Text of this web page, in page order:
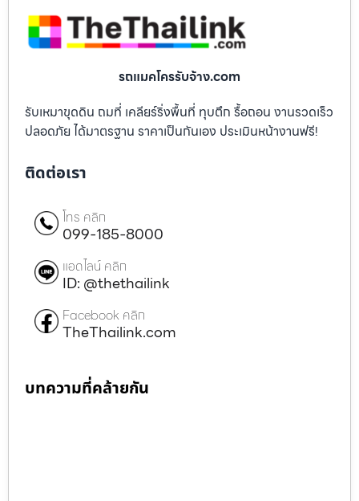
รถแมคโครรับจ้าง.com
รับเหมาขุดดิน ถมที่ เคลียร์ริ่งพื้นที่ ทุบตึก รื้อถอน งานรวดเร็ว
ปลอดภัย ได้มาตรฐาน ราคาเป็นกันเอง ประเมินหน้างานฟรี!
ติดต่อเรา
โทร คลิก
099-185-8000
แอดไลน์ คลิก
ID: @thethailink
Facebook คลิก
TheThailink.com
บทความที่คล้ายกัน